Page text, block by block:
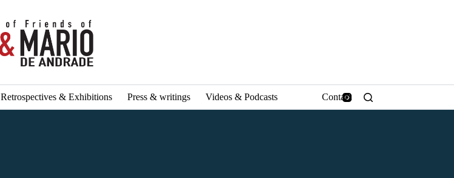
Retrospectives & Exhibitions Press & writings Videos & Podcasts Contact